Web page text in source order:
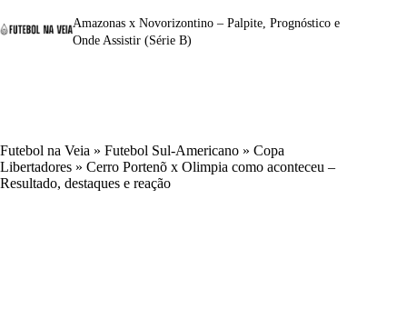
Amazonas x Novorizontino – Palpite, Prognóstico e
Onde Assistir (Série B)
Futebol na Veia » Futebol Sul-Americano » Copa
Libertadores » Cerro Portenõ x Olimpia como aconteceu –
Resultado, destaques e reação